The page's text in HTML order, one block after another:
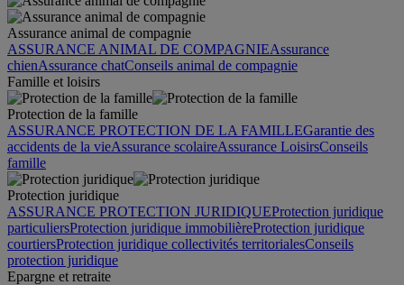
Assurance animal de compagnie
ASSURANCE ANIMAL DE COMPAGNIEAssurance
chienAssurance chatConseils animal de compagnie
Famille et loisirs
Protection de la famille
ASSURANCE PROTECTION DE LA FAMILLEGarantie des
accidents de la vieAssurance scolaireAssurance LoisirsConseils
famille
Protection juridique
ASSURANCE PROTECTION JURIDIQUEProtection juridique
particuliersProtection juridique immobilièreProtection juridique
courtiersProtection juridique collectivités territorialesConseils
protection juridique
Epargne et retraite